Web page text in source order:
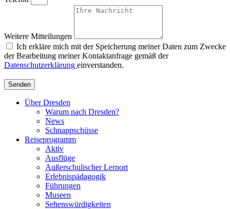
Weitere Mitteilungen
Ich erkläre mich mit der Speicherung meiner Daten zum Zwecke
der Bearbeitung meiner Kontaktanfrage gemäß der
Datenschutzerklärung einverstanden.
Senden
Über Dresden
Warum nach Dresden?
News
Schnappschüsse
Reiseprogramm
Aktiv
Ausflüge
Außerschulischer Lernort
Erlebnispädagogik
Führungen
Museen
Sehenswürdigkeiten